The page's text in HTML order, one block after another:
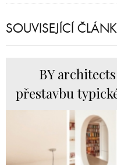
SOUVISEJÍCÍ
BY
přestavbu